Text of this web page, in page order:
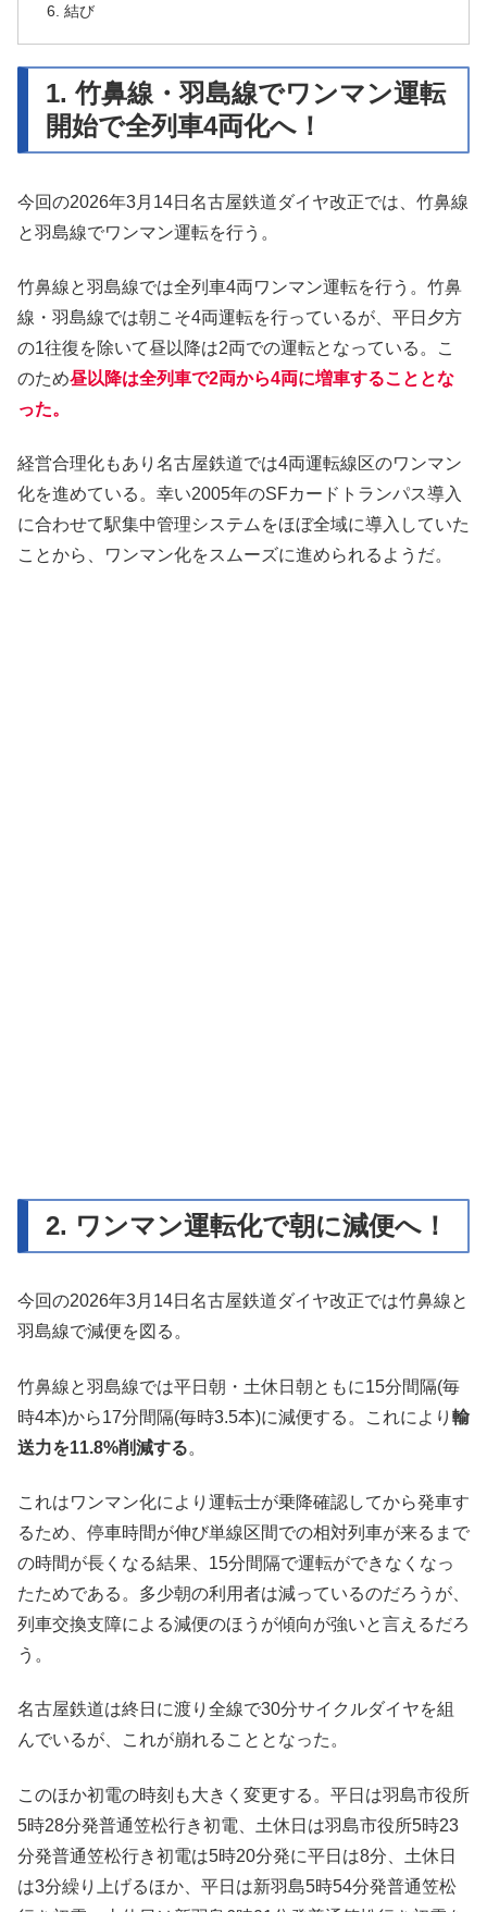
6. 結び
1. 竹鼻線・羽島線でワンマン運転
開始で全列車4両化へ！
今回の2026年3月14日名古屋鉄道ダイヤ改正では、竹鼻線
と羽島線でワンマン運転を行う。
竹鼻線と羽島線では全列車4両ワンマン運転を行う。竹鼻
線・羽島線では朝こそ4両運転を行っているが、平日夕方
の1往復を除いて昼以降は2両での運転となっている。こ
のため昼以降は全列車で2両から4両に増車することとな
った。
経営合理化もあり名古屋鉄道では4両運転線区のワンマン
化を進めている。幸い2005年のSFカードトランパス導入
に合わせて駅集中管理システムをほぼ全域に導入していた
ことから、ワンマン化をスムーズに進められるようだ。
2. ワンマン運転化で朝に減便へ！
今回の2026年3月14日名古屋鉄道ダイヤ改正では竹鼻線と
羽島線で減便を図る。
竹鼻線と羽島線では平日朝・土休日朝ともに15分間隔(毎
時4本)から17分間隔(毎時3.5本)に減便する。これにより 輸
送力を11.8%削減する。
これはワンマン化により運転士が乗降確認してから発車す
るため、停車時間が伸び単線区間での相対列車が来るまで
の時間が長くなる結果、15分間隔で運転ができなくなっ
たためである。多少朝の利用者は減っているのだろうが、
列車交換支障による減便のほうが傾向が強いと言えるだろ
う。
名古屋鉄道は終日に渡り全線で30分サイクルダイヤを組
んでいるが、これが崩れることとなった。
このほか初電の時刻も大きく変更する。平日は羽島市役所
5時28分発普通笠松行き初電、土休日は羽島市役所5時23
分発普通笠松行き初電は5時20分発に平日は8分、土休日
は3分繰り上げるほか、平日は新羽島5時54分発普通笠松